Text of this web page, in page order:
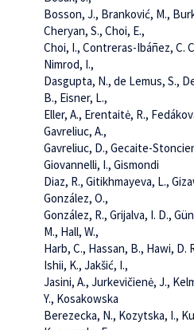
Bosson, J., Branković, M.,
Cheryan, S., Choi, E.,
Choi, I., Contreras-Ibáñez, C.
Nimrod, I.,
Dasgupta, N., de Lemus, S.,
B., Eisner, L.,
Eller, A., Erentaitė, R.,
Gavreliuc, A.,
Gavreliuc, D., Gecaite-
Giovannelli, I., Gismondi
Diaz, R., Gitikhmayeva, L.,
González, O.,
González, R., Grijalva, I. D.,
M., Hall, W.,
Harb, C., Hassan, B., Hawi, D.
Ishii, K., Jakšić, I.,
Jasini, A., Jurkevičienė, J.,
Y., Kosakowska
Berezecka, N., Kozytska, I.,